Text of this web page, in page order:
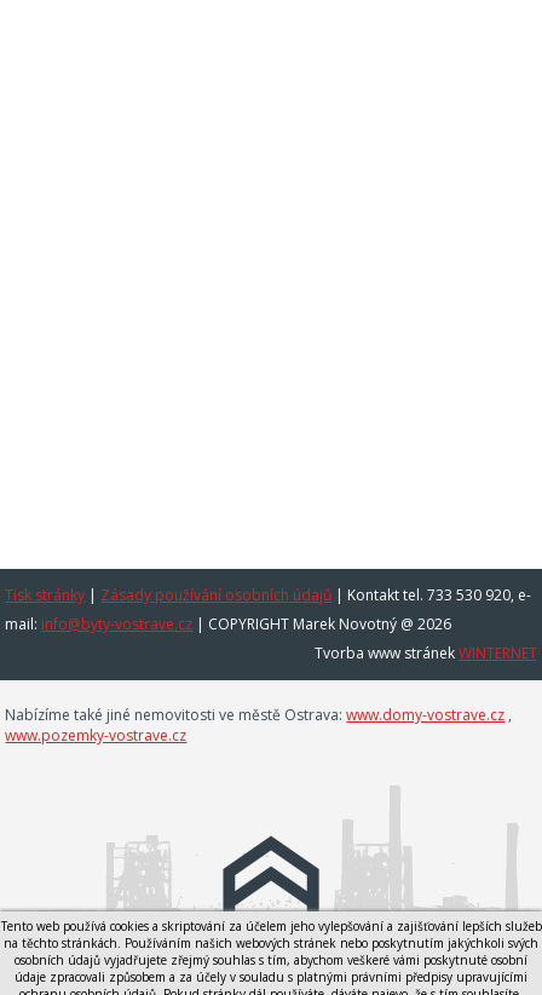
Tisk stránky | Zásady používání osobních údajů | Kontakt tel. 733 530 920, e-
mail: info@byty-vostrave.cz | COPYRIGHT Marek Novotný @ 2026
Tvorba www stránekWINTERNET
Nabízíme také jiné nemovitosti ve městě Ostrava:www.domy-vostrave.cz ,
www.pozemky-vostrave.cz
Tento web používá cookies a skriptování za účelem jeho vylepšování a zajišťování lepších služeb
na těchto stránkách. Používáním našich webových stránek nebo poskytnutím jakýchkoli svých
osobních údajů vyjadřujete zřejmý souhlas s tím, abychom veškeré vámi poskytnuté osobní
údaje zpracovali způsobem a za účely v souladu s platnými právními předpisy upravujícími